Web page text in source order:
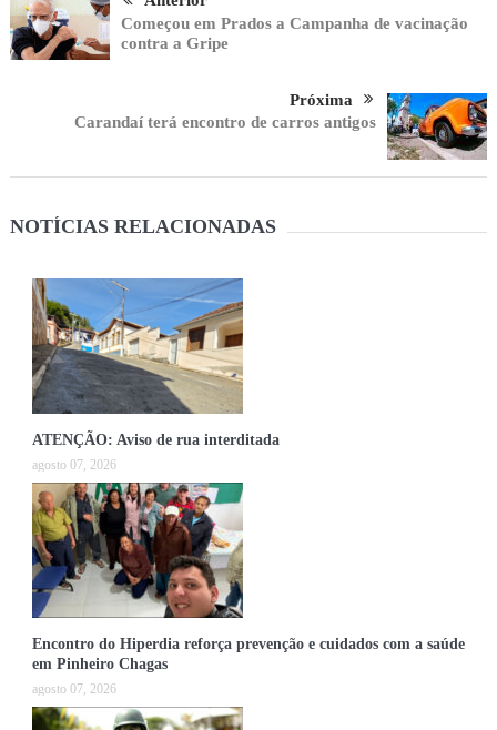
Começou em Prados a Campanha de vacinação
contra a Gripe
Próxima
Carandaí terá encontro de carros antigos
NOTÍCIAS RELACIONADAS
ATENÇÃO: Aviso de rua interditada
agosto 07, 2026
Encontro do Hiperdia reforça prevenção e cuidados com a saúde
em Pinheiro Chagas
agosto 07, 2026